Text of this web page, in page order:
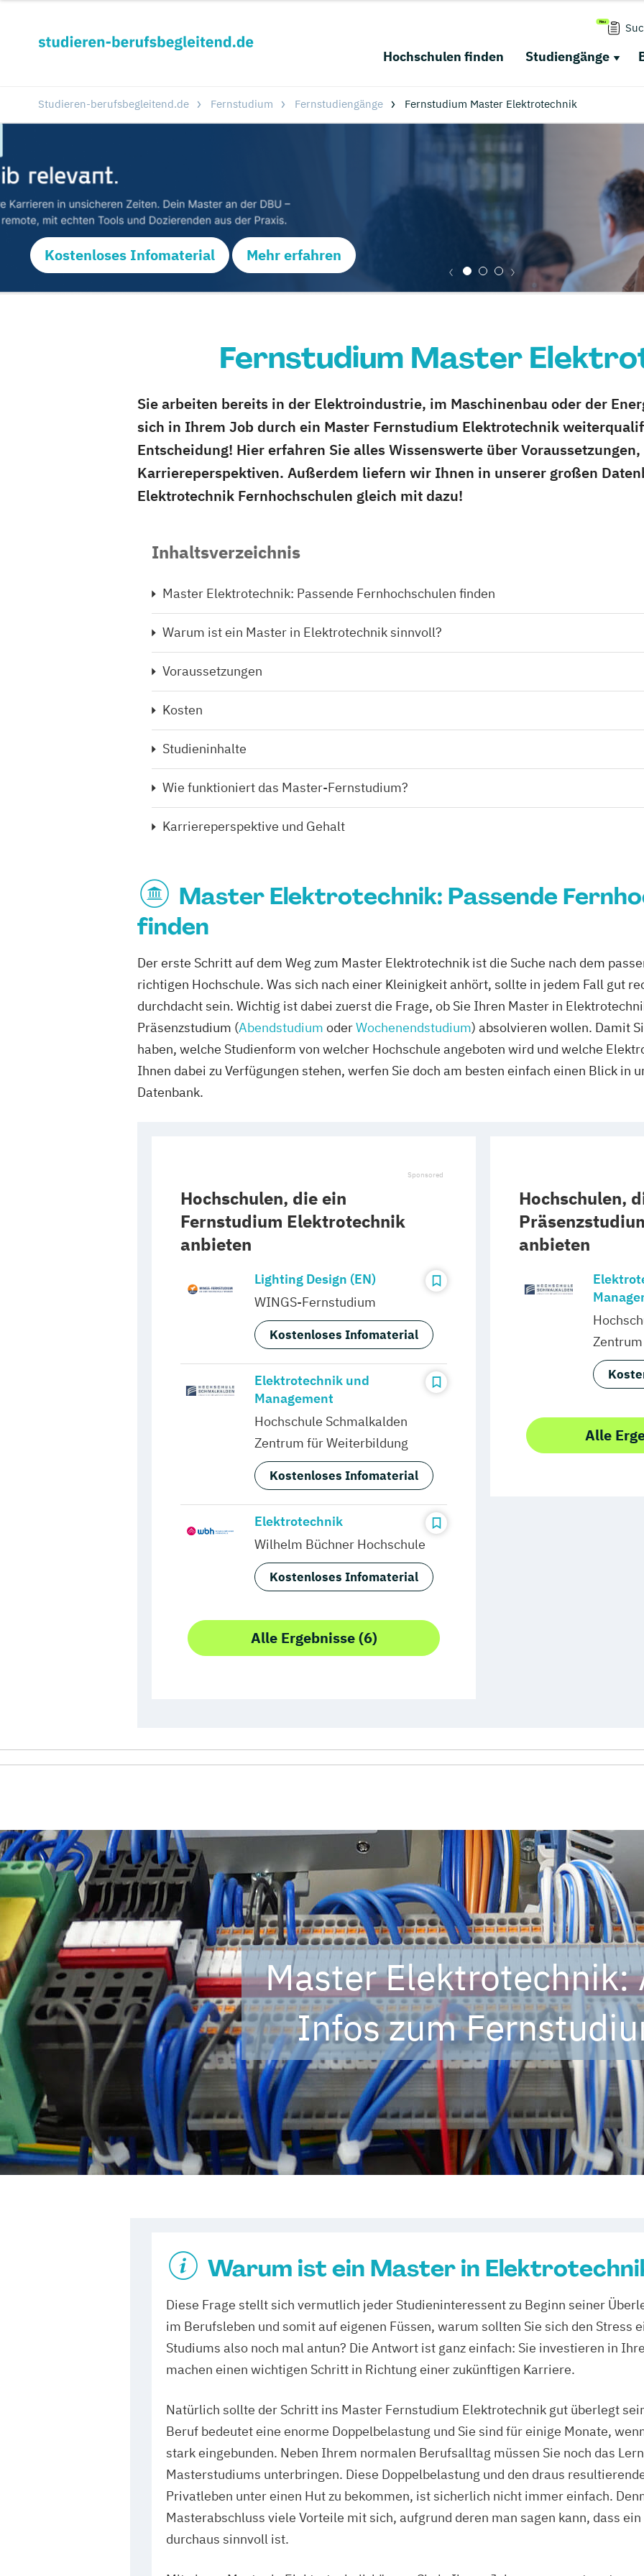
Hochschulen finden Studiengänge
Studieren-berufsbegleitend.de Fernstudium Fernstudiengänge Fernstudium Master Elektrotechnik
Kostenloses Infomaterial Mehr erfahren
Fernstudium Master
Sie arbeiten bereits in der Elektroindustrie, im Maschinenbau oder der
sich in Ihrem Job durch ein Master Fernstudium Elektrotechnik
Entscheidung! Hier erfahren Sie alles Wissenswerte über
Karriereperspektiven. Außerdem liefern wir Ihnen in unserer großen
Elektrotechnik Fernhochschulen gleich mit dazu!
Inhaltsverzeichnis
Master Elektrotechnik: Passende Fernhochschulen finden
Warum ist ein Master in Elektrotechnik sinnvoll?
Voraussetzungen
Kosten
Studieninhalte
Wie funktioniert das Master-Fernstudium?
Karriereperspektive und Gehalt
Master Elektrotechnik: Passende
finden
Der erste Schritt auf dem Weg zum Master Elektrotechnik ist die Suche nach dem
richtigen Hochschule. Was sich nach einer Kleinigkeit anhört, sollte in jedem Fall gut
durchdacht sein. Wichtig ist dabei zuerst die Frage, ob Sie Ihren Master in
Präsenzstudium (Abendstudium oderWochenendstudium) absolvieren wollen. Damit
haben, welche Studienform von welcher Hochschule angeboten wird und welche
Ihnen dabei zu Verfügungen stehen, werfen Sie doch am besten einfach einen Blick in
Datenbank.
Hochschulen, die ein
Fernstudium Elektrotechnik
anbieten
Lighting Design (EN)
WINGS-Fernstudium
Kostenloses Infomaterial
Elektrotechnik und
Management
Hochschule Schmalkalden
Zentrum für Weiterbildung
Kostenloses Infomaterial
Elektrotechnik
Wilhelm Büchner Hochschule
Kostenloses Infomaterial
Alle Ergebnisse (6)
Hochschulen,
anbieten
Alle
Master Elektrotechnik:
Infos zum
Warum ist ein Master in
Diese Frage stellt sich vermutlich jeder Studieninteressent zu Beginn seiner
im Berufsleben und somit auf eigenen Füssen, warum sollten Sie sich den Stress
Studiums also noch mal antun? Die Antwort ist ganz einfach: Sie investieren in
machen einen wichtigen Schritt in Richtung einer zukünftigen Karriere.
Natürlich sollte der Schritt ins Master Fernstudium Elektrotechnik gut überlegt
Beruf bedeutet eine enorme Doppelbelastung und Sie sind für einige Monate,
stark eingebunden. Neben Ihrem normalen Berufsalltag müssen Sie noch das
Masterstudiums unterbringen. Diese Doppelbelastung und den draus
Privatleben unter einen Hut zu bekommen, ist sicherlich nicht immer einfach.
Masterabschluss viele Vorteile mit sich, aufgrund deren man sagen kann, dass
durchaus sinnvoll ist.